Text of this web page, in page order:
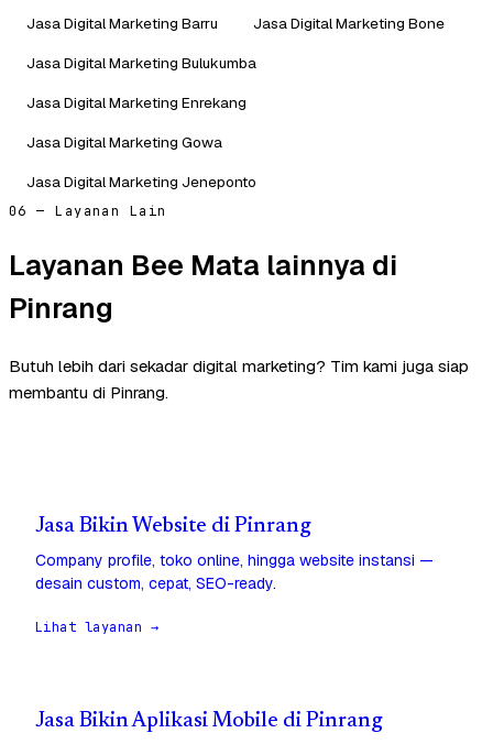
Jasa Digital Marketing Barru
Jasa Digital Marketing Bone
Jasa Digital Marketing Bulukumba
Jasa Digital Marketing Enrekang
Jasa Digital Marketing Gowa
Jasa Digital Marketing Jeneponto
06 — Layanan Lain
Layanan Bee Mata lainnya di
Pinrang
Butuh lebih dari sekadar digital marketing? Tim kami juga siap
membantu di Pinrang.
Jasa Bikin Website di Pinrang
Company profile, toko online, hingga website instansi —
desain custom, cepat, SEO-ready.
Lihat layanan →
Jasa Bikin Aplikasi Mobile di Pinrang